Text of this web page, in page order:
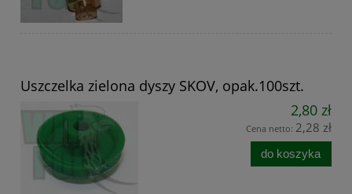
Uszczelka zielona dyszy SKOV, opak.100szt.
2,80 zł
Cena netto: 2,28 zł
do koszyka